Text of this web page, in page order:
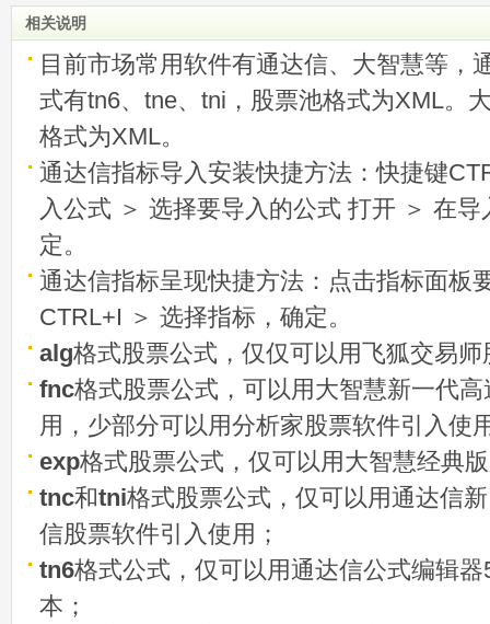
相关说明
目前市场常用软件有通达信、大智慧等，
式有tn6、tne、tni，股票池格式为XML。
格式为XML。
通达信指标导入安装快捷方法：快捷键
入公式 ＞ 选择要导入的公式 打开 ＞ 在
定。
通达信指标呈现快捷方法：点击指标面板
CTRL+I ＞ 选择指标，确定。
alg格式股票公式，仅仅可以用飞狐交易
fnc格式股票公式，可以用大智慧新一代
用，少部分可以用分析家股票软件引入使
exp格式股票公式，仅可以用大智慧经典
tnc和tni格式股票公式，仅可以用通达信
信股票软件引入使用；
tn6格式公式，仅可以用通达信公式编辑
本；